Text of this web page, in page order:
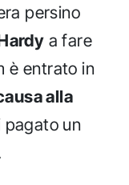
persino
a fare
è entrato in
alla
pagato un